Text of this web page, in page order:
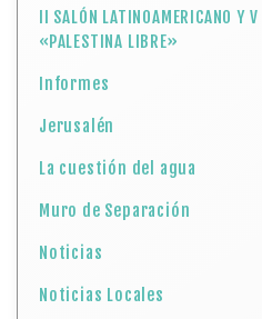
II SALÓN LATINOAMERICANO Y
«PALESTINA LIBRE»
Informes
Jerusalén
La cuestión del agua
Muro de Separación
Noticias
Noticias Locales